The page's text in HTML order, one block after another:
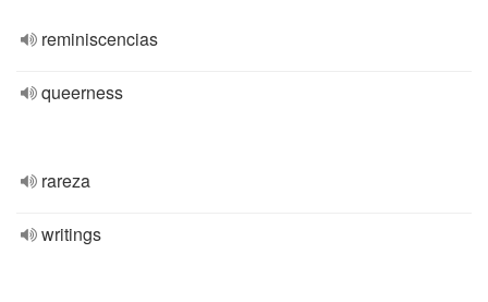
reminiscencias
queerness
rareza
writings